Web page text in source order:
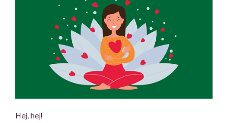
Hej, hej!